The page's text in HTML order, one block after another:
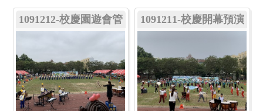
1091212-校慶園遊會管
1091211-校慶開幕預演